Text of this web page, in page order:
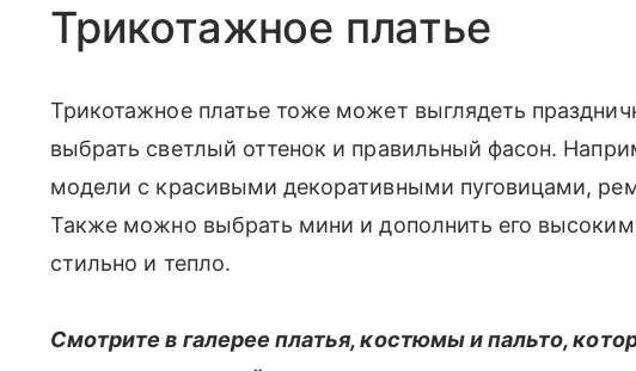
Трикотажное платье
Трикотажное платье тоже может выглядеть
выбрать светлый оттенок и правильный фасон.
модели с красивыми декоративными пуговицами,
Также можно выбрать мини и дополнить его
стильно и тепло.
Смотрите в галерее платья, костюмы и пальто,